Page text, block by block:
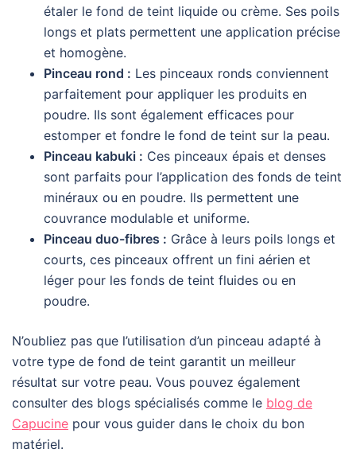
étaler le fond de teint liquide ou crème. Ses poils
longs et plats permettent une application précise
et homogène.
Pinceau rond : Les pinceaux ronds conviennent
parfaitement pour appliquer les produits en
poudre. Ils sont également efficaces pour
estomper et fondre le fond de teint sur la peau.
Pinceau kabuki : Ces pinceaux épais et denses
sont parfaits pour l’application des fonds de teint
minéraux ou en poudre. Ils permettent une
couvrance modulable et uniforme.
Pinceau duo-fibres : Grâce à leurs poils longs et
courts, ces pinceaux offrent un fini aérien et
léger pour les fonds de teint fluides ou en
poudre.
N’oubliez pas que l’utilisation d’un pinceau adapté à
votre type de fond de teint garantit un meilleur
résultat sur votre peau. Vous pouvez également
consulter des blogs spécialisés comme le blog de
Capucine pour vous guider dans le choix du bon
matériel.